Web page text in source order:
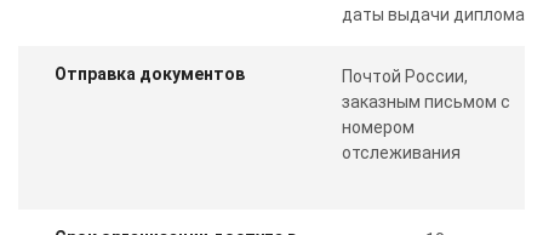
даты выдачи диплома
Отправка документов
Почтой России,
заказным письмом с
номером
отслеживания